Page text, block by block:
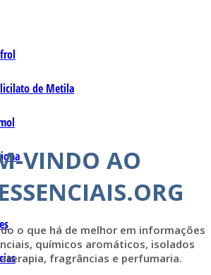
de Metila
VINDO AO
o que há de melhor em informações
químicos aromáticos, isolados
fragrâncias e perfumaria.